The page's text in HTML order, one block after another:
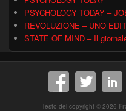
PSYCHOLOGY TODAY –
REVOLUZIONE – UNO
STATE OF MIND – Il
Testo del copyright © 2026